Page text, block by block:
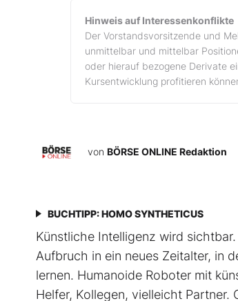
Hinweis auf Interessenkonflikte
Der Vorstandsvorsitzende und
unmittelbar und mittelbar
oder hierauf bezogene Derivate
Kursentwicklung profitieren
von BÖRSE ONLINE Redaktion
BUCHTIPP: HOMO SYNTHETICUS
Künstliche Intelligenz wird
Aufbruch in ein neues Zeitalter, in
lernen. Humanoide Roboter mit
Helfer, Kollegen, vielleicht